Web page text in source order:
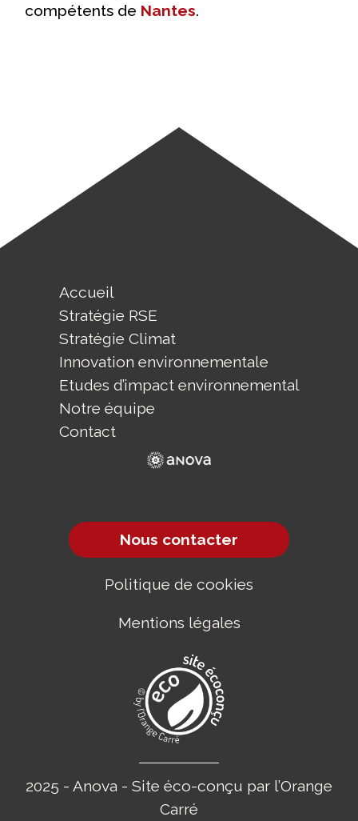
compétents de Nantes.
Accueil
Stratégie RSE
Stratégie Climat
Innovation environnementale
Etudes d’impact environnemental
Notre équipe
Contact
Nous contacter
Politique de cookies
Mentions légales
2025 - Anova - Site éco-conçu par l’Orange
Carré